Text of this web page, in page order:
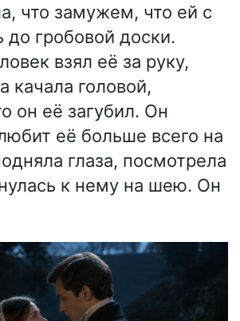
что замужем, что ей с
гробовой доски.
взял её за руку,
качала головой,
он её загубил. Он
её больше всего на
глаза, посмотрела
к нему на шею. Он